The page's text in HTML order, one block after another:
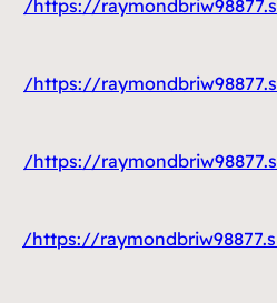
https://raymondbriw98877.slypage.com/23328365/
https://raymondbriw98877.slypage.com/23328367/
https://raymondbriw98877.slypage.com/23328369/
https://raymondbriw98877.slypage.com/23328394/